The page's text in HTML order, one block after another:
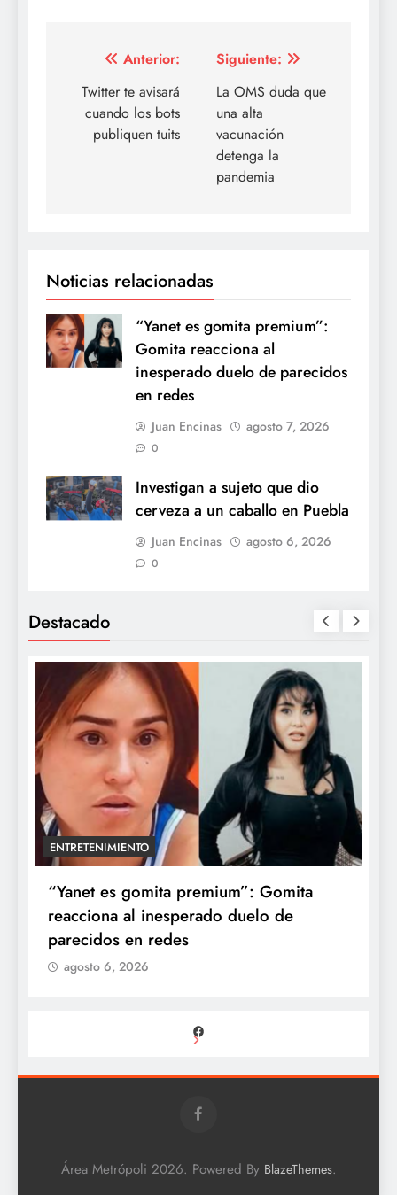
Navegación
de
entradas
Anterior:
Twitter te avisará
cuando los bots
publiquen tuits
Siguiente:
La OMS duda que
una alta
vacunación
detenga la
pandemia
Noticias relacionadas
“Yanet es gomita premium”:
Gomita reacciona al
inesperado duelo de parecidos
en redes
Juan Encinas agosto 7, 2026
0
Investigan a sujeto que dio
cerveza a un caballo en Puebla
Juan Encinas agosto 6, 2026
0
Destacado
ENTRETENIMIENTO
“Yanet es gomita premium”: Gomita
reacciona al inesperado duelo de
parecidos en redes
agosto 6, 2026
Área Metrópoli 2026. Powered By BlazeThemes.